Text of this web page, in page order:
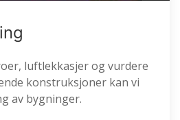
luftlekkasjer og vurdere
konstruksjoner kan vi
av bygninger.